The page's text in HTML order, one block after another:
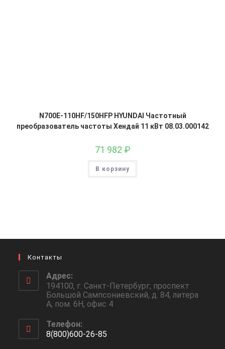
N700E-110HF/150HFP HYUNDAI Частотный
преобразователь частоты Хендай 11 кВт 08.03.000142
71 982 ₽
В корзину
Контакты
Адрес:
194100, г. Санкт-Петербург, проспект
Большой Сампсониевский, д. 84, литера
А, пом. 6Н, офис 4
Телефон:
8(800)600-26-85